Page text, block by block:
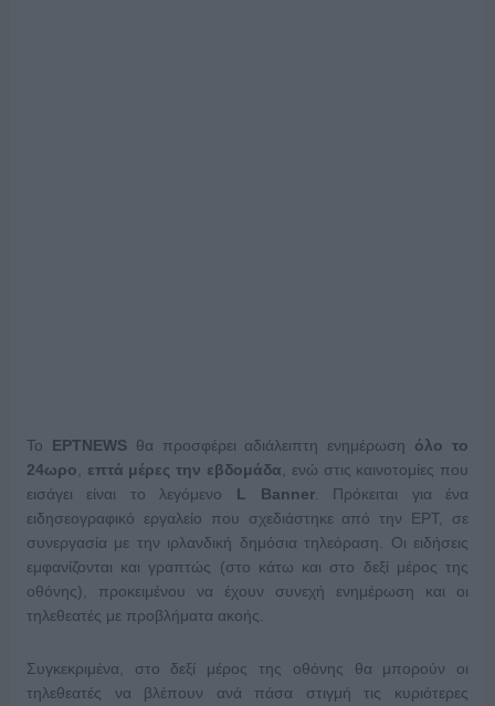
Το ΕΡΤNEWSθα προσφέρει αδιάλειπτη ενημέρωση όλο το
24ωρο
επτά μέρες την εβδομάδα , ενώ στις καινοτομίες που
εισάγει είναι το λεγόμενο L Banner. Πρόκειται για ένα
ειδησεογραφικό εργαλείο που σχεδιάστηκε από την ΕΡΤ, σε
συνεργασία με την ιρλανδική δημόσια τηλεόραση. Οι ειδήσεις
εμφανίζονται και γραπτώς (στο κάτω και στο δεξί μέρος της
οθόνης), προκειμένου να έχουν συνεχή ενημέρωση και οι
τηλεθεατές με προβλήματα ακοής.
Συγκεκριμένα, στο δεξί μέρος της οθόνης θα μπορούν οι
τηλεθεατές να βλέπουν ανά πάσα στιγμή τις κυριότερες